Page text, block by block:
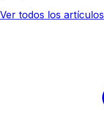
Ver todos los artículos